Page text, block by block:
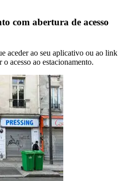
com abertura de acesso
aceder ao seu aplicativo ou ao link
acesso ao estacionamento.